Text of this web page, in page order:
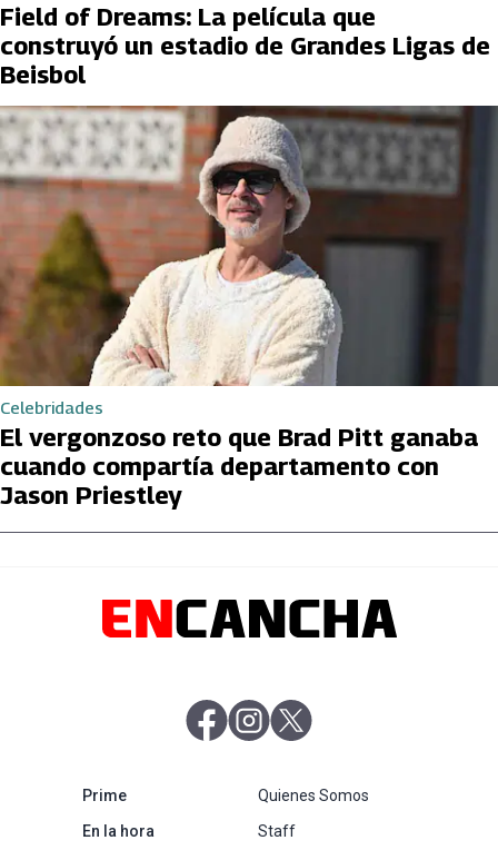
Field of Dreams: La película que
construyó un estadio de Grandes Ligas de
Beisbol
Celebridades
El vergonzoso reto que Brad Pitt ganaba
cuando compartía departamento con
Jason Priestley
abre en nueva pestaña
abre en nueva pestaña
Primeabre en nueva pestaña
En la horaabre en nueva pestaña
Quienes Somos
Staff